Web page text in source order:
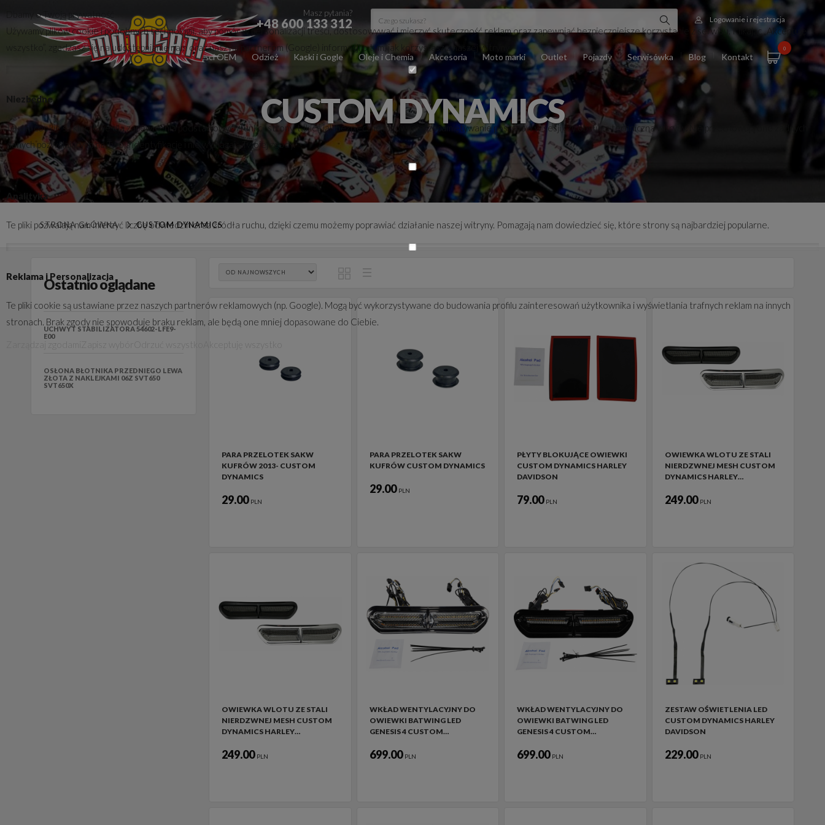
Logowanie i rejestracja
Masz pytania?
+48 600 133 312
0
Części zamienne Części OEM Odzież Kaski i Gogle Oleje i Chemia Akcesoria Moto marki Outlet Pojazdy Serwisówka Blog Kontakt
CUSTOM DYNAMICS
STRONA GŁÓWNA CUSTOM DYNAMICS
Ostatnio oglądane
UCHWYT STABILIZATORA 54602-LFE9-
E00
OSŁONA BŁOTNIKA PRZEDNIEGO LEWA
ZŁOTA Z NAKLEJKAMI 06Z SVT650
SVT650X
PARA PRZELOTEK SAKW
KUFRÓW 2013- CUSTOM
DYNAMICS
29.00 PLN
PARA PRZELOTEK SAKW
KUFRÓW CUSTOM DYNAMICS
29.00 PLN
PŁYTY BLOKUJĄCE OWIEWKI
CUSTOM DYNAMICS HARLEY
DAVIDSON
79.00 PLN
OWIEWKA WLOTU ZE STALI
NIERDZWNEJ MESH CUSTOM
DYNAMICS HARLEY…
249.00 PLN
OWIEWKA WLOTU ZE STALI
NIERDZWNEJ MESH CUSTOM
DYNAMICS HARLEY…
249.00 PLN
WKŁAD WENTYLACYJNY DO
OWIEWKI BATWING LED
GENESIS 4 CUSTOM…
699.00 PLN
WKŁAD WENTYLACYJNY DO
OWIEWKI BATWING LED
GENESIS 4 CUSTOM…
699.00 PLN
ZESTAW OŚWIETLENIA LED
CUSTOM DYNAMICS HARLEY
DAVIDSON
229.00 PLN
Dbamy o Twoją prywatność
Używamy plików cookie i podobnych technologii, aby pomóc w personalizacji treści, dostosowywać i mierzyć skuteczność reklam oraz zapewniać bezpieczniejsze korzystanie z serwisu. Klikając „Akceptuję
wszystko”, zgadzasz się na udostępnianie nam oraz naszym partnerom (Google) informacji o tym, jak korzystasz z naszej witryny.
Niezbędne
Te pliki cookie są kluczowe dla zapewnienia podstawowych funkcji strony, takich jak bezpieczne logowanie, zapamiętywanie postępów w sesji czy obsługa techniczna witryny. Nie przechowują one żadnych
danych pozwalających na Twoją identyfikację i nie wymagają Twojej zgody.
Analityka
Te pliki pozwalają nam mierzyć liczbę odwiedzin oraz źródła ruchu, dzięki czemu możemy poprawiać działanie naszej witryny. Pomagają nam dowiedzieć się, które strony są najbardziej popularne.
Reklama i Personalizacja
Te pliki cookie są ustawiane przez naszych partnerów reklamowych (np. Google). Mogą być wykorzystywane do budowania profilu zainteresowań użytkownika i wyświetlania trafnych reklam na innych
stronach. Brak zgody nie spowoduje braku reklam, ale będą one mniej dopasowane do Ciebie.
Zarządzaj zgodami